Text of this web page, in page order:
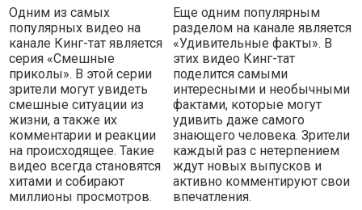
Одним из самых
популярных видео на
канале Кинг-тат является
серия «Смешные
приколы». В этой серии
зрители могут увидеть
смешные ситуации из
жизни, а также их
комментарии и реакции
на происходящее. Такие
видео всегда становятся
хитами и собирают
миллионы просмотров.
Еще одним популярным
разделом на канале является
«Удивительные факты». В
этих видео Кинг-тат
поделится самыми
интересными и необычными
фактами, которые могут
удивить даже самого
знающего человека. Зрители
каждый раз с нетерпением
ждут новых выпусков и
активно комментируют свои
впечатления.